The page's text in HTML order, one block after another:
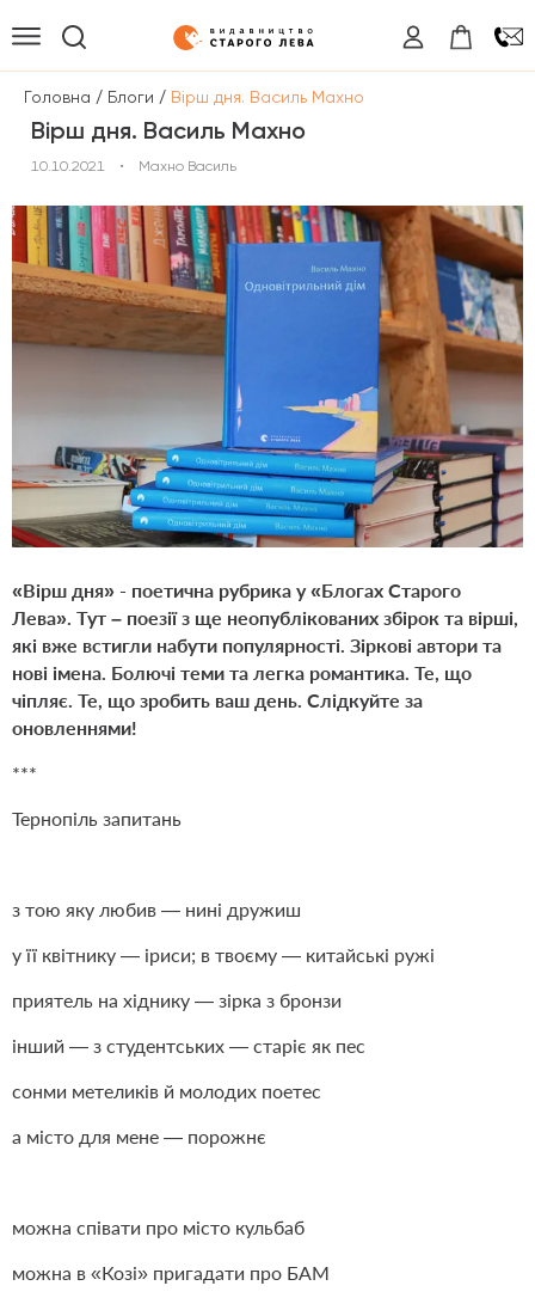
Головна / Блоги / Вірш дня. Василь Махно
Вірш дня. Василь Махно
10.10.2021 • Махно Василь
«Вірш дня» - поетична рубрика у «Блогах Старого
Лева». Тут – поезії з ще неопублікованих збірок та вірші,
які вже встигли набути популярності. Зіркові автори та
нові імена. Болючі теми та легка романтика. Те, що
чіпляє. Те, що зробить ваш день. Слідкуйте за
оновленнями!
***
Тернопіль запитань
з тою яку любив — нині дружиш
у її квітнику — іриси; в твоєму — китайські ружі
приятель на хіднику — зірка з бронзи
інший — з студентських — старіє як пес
сонми метеликів й молодих поетес
а місто для мене — порожнє
можна співати про місто кульбаб
можна в «Козі» пригадати про БАМ